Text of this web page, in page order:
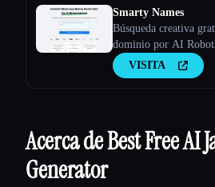
Smarty Names
Búsqueda creativa
dominio por AI
VISITA
Acerca de Best Free AI
Generator